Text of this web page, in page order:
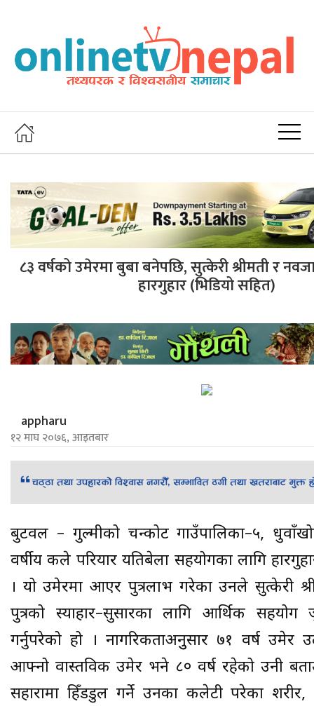
८३ वर्षको उमेरमा बुबा बनेपछि, सुत्केरी श्रीमती र
हारगुहार (भिडियो सहित)
appharu
१२ माघ २०७६, आइतबार
बुटवल – गुल्मीको चन्द्रकोट गाउँपालिका–५,
वर्षीय कले परियार यतिबेला सहयोगका लागि
। यो उमेरमा आएर पुत्रलाभ गरेका उनले सुत्केरी
पुत्रको स्याहार–सुसारका लागि आर्थिक सहयोग
गर्नुपरेको हो । नागरिकताअनुुसार ७१ वर्ष
आफ्नो वास्तविक उमेर भने ८० वर्ष रहेको उनी
सहारामा हिँडडुल गर्ने उनका कलेटी परेका शरीर,